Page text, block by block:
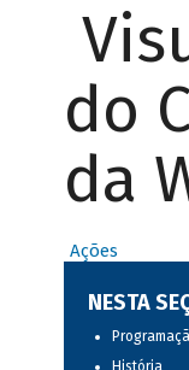
do
da
Ações
NESTA